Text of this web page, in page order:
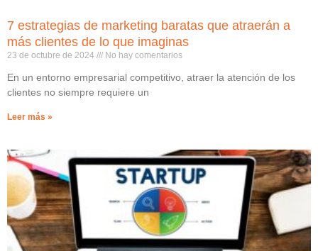
7 estrategias de marketing baratas que atraerán a
más clientes de lo que imaginas
23 de octubre de 2024 No hay comentarios
En un entorno empresarial competitivo, atraer la atención de los
clientes no siempre requiere un
Leer más »